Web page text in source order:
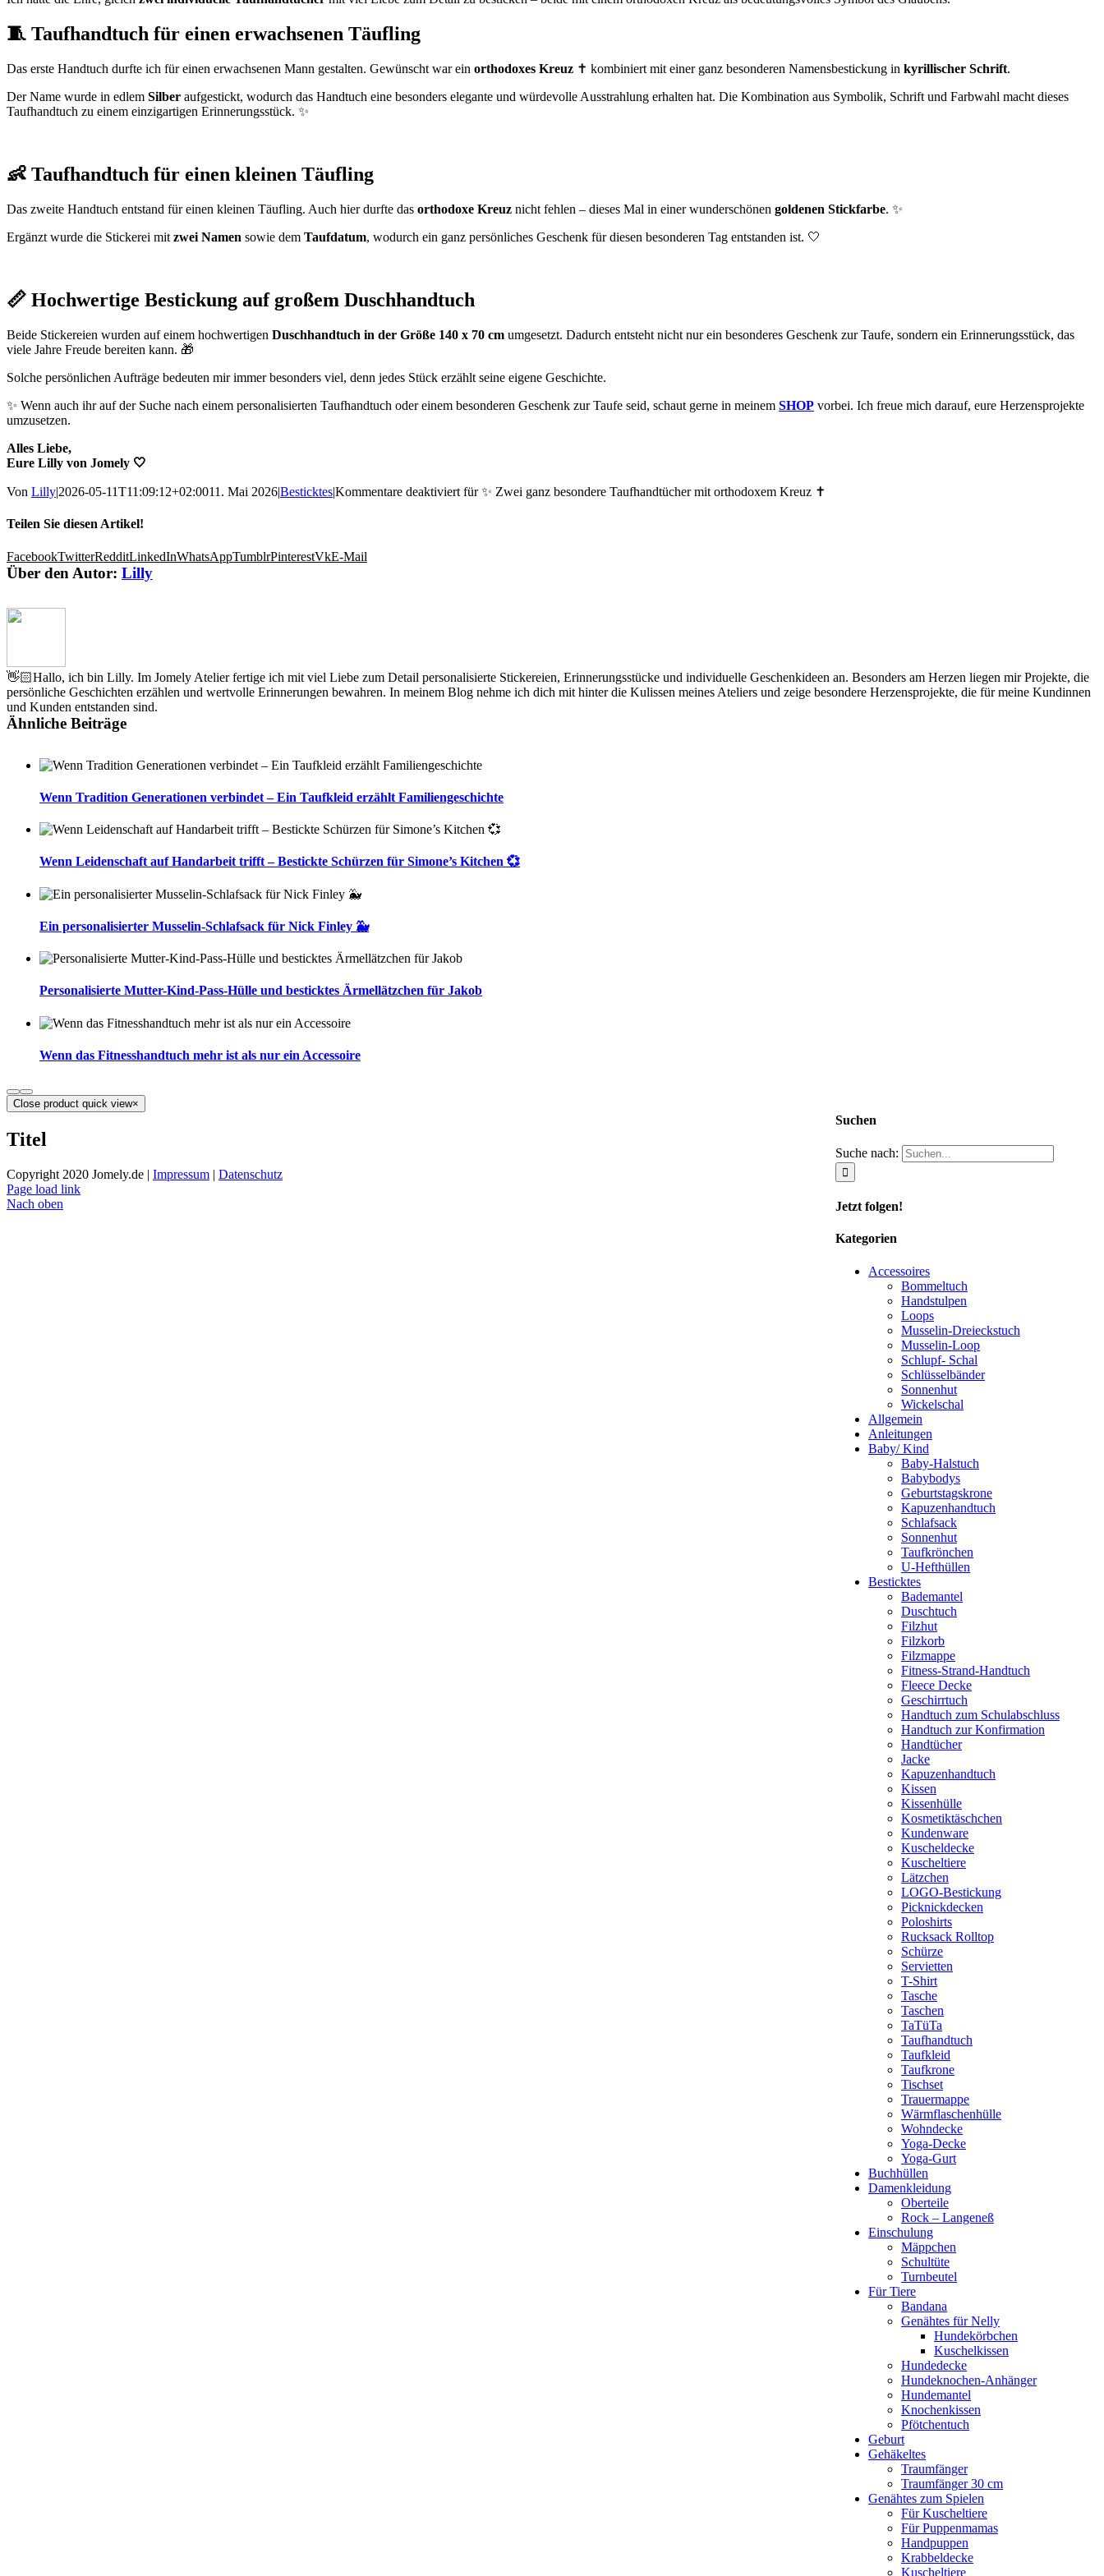
🧵 Taufhandtuch für einen erwachsenen Täufling
Das erste Handtuch durfte ich für einen erwachsenen Mann gestalten. Gewünscht war ein orthodoxes Kreuz ✝️ kombiniert mit einer ganz besonderen Namensbestickung in kyrillischer Schrift.
Der Name wurde in edlem Silber aufgestickt, wodurch das Handtuch eine besonders elegante und würdevolle Ausstrahlung erhalten hat. Die Kombination aus Symbolik, Schrift und Farbwahl macht dieses
Taufhandtuch zu einem einzigartigen Erinnerungsstück. ✨
👶 Taufhandtuch für einen kleinen Täufling
Das zweite Handtuch entstand für einen kleinen Täufling. Auch hier durfte das orthodoxe Kreuz nicht fehlen – dieses Mal in einer wunderschönen goldenen Stickfarbe. ✨
Ergänzt wurde die Stickerei mit zwei Namen sowie dem Taufdatum, wodurch ein ganz persönliches Geschenk für diesen besonderen Tag entstanden ist. 🤍
📏 Hochwertige Bestickung auf großem Duschhandtuch
Beide Stickereien wurden auf einem hochwertigen Duschhandtuch in der Größe 140 x 70 cm umgesetzt. Dadurch entsteht nicht nur ein besonderes Geschenk zur Taufe, sondern ein Erinnerungsstück, das
viele Jahre Freude bereiten kann. 🎁
Solche persönlichen Aufträge bedeuten mir immer besonders viel, denn jedes Stück erzählt seine eigene Geschichte.
✨ Wenn auch ihr auf der Suche nach einem personalisierten Taufhandtuch oder einem besonderen Geschenk zur Taufe seid, schaut gerne in meinem SHOP vorbei. Ich freue mich darauf, eure Herzensprojekte
umzusetzen.
Alles Liebe,
Eure Lilly von Jomely 🤍
Von Lilly|2026-05-11T11:09:12+02:0011. Mai 2026|Besticktes|Kommentare deaktiviert für ✨ Zwei ganz besondere Taufhandtücher mit orthodoxem Kreuz ✝️
Teilen Sie diesen Artikel!
FacebookTwitterRedditLinkedInWhatsAppTumblrPinterestVkE-Mail
Über den Autor: Lilly
👋🏻Hallo, ich bin Lilly. Im Jomely Atelier fertige ich mit viel Liebe zum Detail personalisierte Stickereien, Erinnerungsstücke und individuelle Geschenkideen an. Besonders am Herzen liegen mir Projekte, die
persönliche Geschichten erzählen und wertvolle Erinnerungen bewahren. In meinem Blog nehme ich dich mit hinter die Kulissen meines Ateliers und zeige besondere Herzensprojekte, die für meine Kundinnen
und Kunden entstanden sind.
Ähnliche Beiträge
Wenn Tradition Generationen verbindet – Ein Taufkleid erzählt Familiengeschichte
Wenn Leidenschaft auf Handarbeit trifft – Bestickte Schürzen für Simone’s Kitchen 💞
Ein personalisierter Musselin-Schlafsack für Nick Finley 🐳
Personalisierte Mutter-Kind-Pass-Hülle und besticktes Ärmellätzchen für Jakob
Wenn das Fitnesshandtuch mehr ist als nur ein Accessoire
Suchen
Suche nach:
Jetzt folgen!
Kategorien
Accessoires
Bommeltuch
Handstulpen
Loops
Musselin-Dreieckstuch
Musselin-Loop
Schlupf- Schal
Schlüsselbänder
Sonnenhut
Wickelschal
Allgemein
Anleitungen
Baby/ Kind
Baby-Halstuch
Babybodys
Geburtstagskrone
Kapuzenhandtuch
Schlafsack
Sonnenhut
Taufkrönchen
U-Hefthüllen
Besticktes
Bademantel
Duschtuch
Filzhut
Filzkorb
Filzmappe
Fitness-Strand-Handtuch
Fleece Decke
Geschirrtuch
Handtuch zum Schulabschluss
Handtuch zur Konfirmation
Handtücher
Jacke
Kapuzenhandtuch
Kissen
Kissenhülle
Kosmetiktäschchen
Kundenware
Kuscheldecke
Kuscheltiere
Lätzchen
LOGO-Bestickung
Picknickdecken
Poloshirts
Rucksack Rolltop
Schürze
Servietten
T-Shirt
Tasche
Taschen
TaTüTa
Taufhandtuch
Taufkleid
Taufkrone
Tischset
Trauermappe
Wärmflaschenhülle
Wohndecke
Yoga-Decke
Yoga-Gurt
Buchhüllen
Damenkleidung
Oberteile
Rock – Langeneß
Einschulung
Mäppchen
Schultüte
Turnbeutel
Für Tiere
Bandana
Genähtes für Nelly
Hundekörbchen
Kuschelkissen
Hundedecke
Hundeknochen-Anhänger
Hundemantel
Knochenkissen
Pfötchentuch
Geburt
Gehäkeltes
Traumfänger
Traumfänger 30 cm
Genähtes zum Spielen
Für Kuscheltiere
Für Puppenmamas
Handpuppen
Krabbeldecke
Kuscheltiere
Close product quick view×
Titel
Copyright 2020 Jomely.de | Impressum | Datenschutz
Page load link
Nach oben